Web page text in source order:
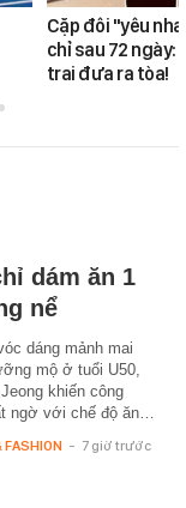
Cặp đôi "yêu
chỉ sau 72 ngày:
trai đưa ra tòa!
dám ăn 1
nể
dáng mảnh mai
mộ ở tuổi U50,
khiến công
ngờ với chế độ ăn…
FASHION - 7 giờ trước